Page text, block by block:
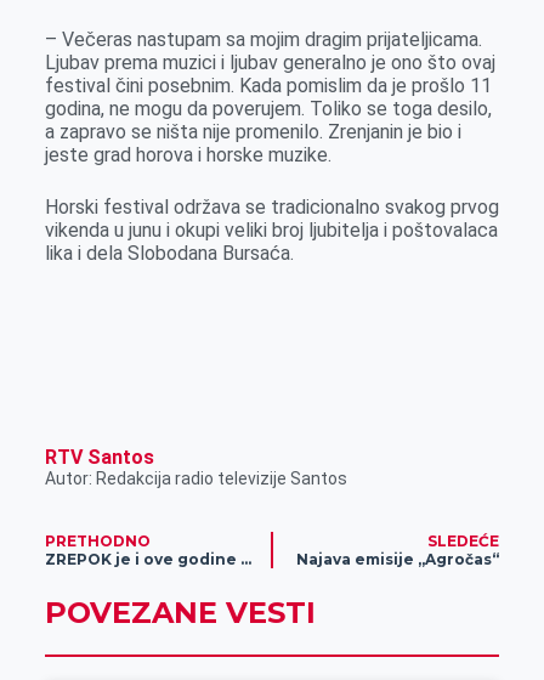
– Večeras nastupam sa mojim dragim prijateljicama.
Ljubav prema muzici i ljubav generalno je ono što ovaj
festival čini posebnim. Kada pomislim da je prošlo 11
godina, ne mogu da poverujem. Toliko se toga desilo,
a zapravo se ništa nije promenilo. Zrenjanin je bio i
jeste grad horova i horske muzike.
Horski festival održava se tradicionalno svakog prvog
vikenda u junu i okupi veliki broj ljubitelja i poštovalaca
lika i dela Slobodana Bursaća.
RTV Santos
Autor: Redakcija radio televizije Santos
PRETHODNO
ZREPOK je i ove godine podržao dva značajna događaja u našem gradu – Festival horova „Slobodan Bursać“ i Festival „Zdrav život“
SLEDEĆE
Najava emisije „Agročas“
POVEZANE VESTI